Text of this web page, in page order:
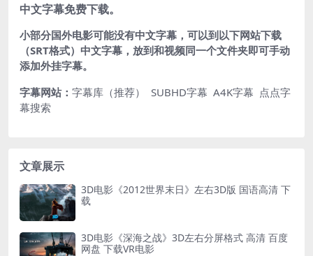
中文字幕免费下载。
小部分国外电影可能没有中文字幕，可以到以下网站下载
（SRT格式）中文字幕，放到和视频同一个文件夹即可手动
添加外挂字幕。
字幕网站： 字幕库（推荐） SUBHD字幕 A4K字幕 点点字
幕搜索
文章展示
3D电影《2012世界末日》左右3D版 国语高清 下
载
3D电影《深海之战》3D左右分屏格式 高清 百度
网盘 下载VR电影